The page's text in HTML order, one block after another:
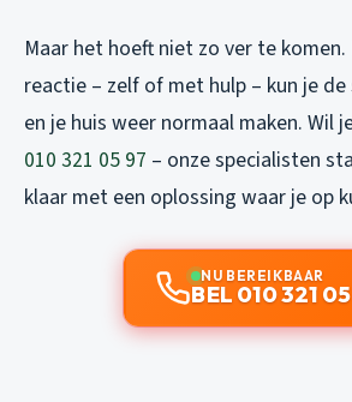
Maar het hoeft niet zo ver te
reactie – zelf of met hulp – kun je de
en je huis weer normaal maken. Wil
010 321 05 97 – onze specialisten
klaar met een oplossing waar je op
NU BEREIKBAAR
BEL 010 321